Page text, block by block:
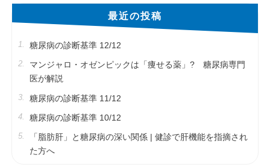
象:
最近の投稿
糖尿病の診断基準 12/12
マンジャロ・オゼンピックは「痩せる薬」? 糖尿病専門
医が解説
糖尿病の診断基準 11/12
糖尿病の診断基準 10/12
「脂肪肝」と糖尿病の深い関係 | 健診で肝機能を指摘され
た方へ